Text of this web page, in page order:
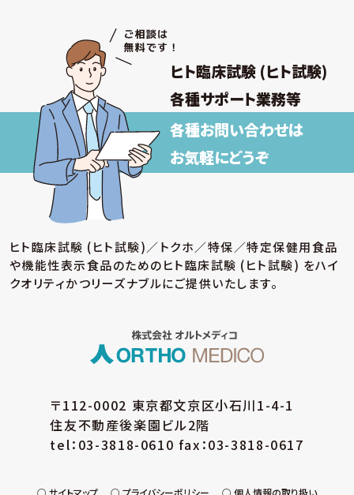
ヒト臨床試験 (ヒト試験)
各種サポート業務等
各種お問い合わせは
お気軽にどうぞ
ヒト臨床試験 (ヒト試験)／トクホ／特保／特定保健用食品
や機能性表示食品のためのヒト臨床試験 (ヒト試験) をハイ
クオリティかつリーズナブルにご提供いたします。
〒112-0002 東京都文京区小石川1-4-1
住友不動産後楽園ビル2階
tel：03-3818-0610 fax：03-3818-0617
サイトマップ プライバシーポリシー 個人情報の取り扱い